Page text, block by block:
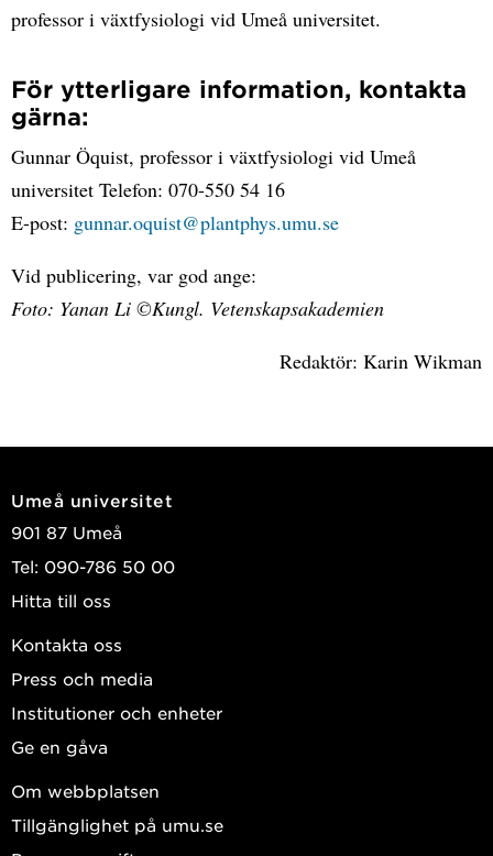
professor i växtfysiologi vid Umeå universitet.
För ytterligare information, kontakta
gärna:
Gunnar Öquist, professor i växtfysiologi vid Umeå
universitet Telefon: 070-550 54 16
E-post: gunnar.oquist@plantphys.umu.se
Vid publicering, var god ange:
Foto: Yanan Li ©Kungl. Vetenskapsakademien
Redaktör: Karin Wikman
Umeå universitet
901 87 Umeå
Tel: 090-786 50 00
Hitta till oss
Kontakta oss
Press och media
Institutioner och enheter
Ge en gåva
Om webbplatsen
Tillgänglighet på umu.se